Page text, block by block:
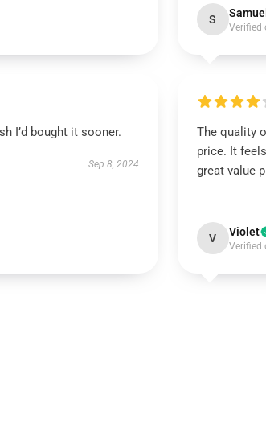
S Samuel
Verified
I’d bought it sooner.
Sep 8, 2024
The quality
price. It
great value
V Violet
Verified